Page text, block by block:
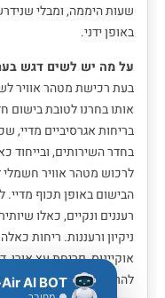
שעות היממה, ומבלי
באופן ידני.
על מה יש לשים דגש
בעת רכישת מטהר אוויר
אותו בחרנו לטובת
בריחות אגרסיביים מדיי,
בחדר השירותים,
לרכוש מטהר אוויר
הבישום באופן תכוף מדיי.
רעננים ונקיים, כאלו
ניקיון ורעננות. ריחות
אוקיינוס, פריחת עץ
להריח את מטהר האוויר
AI BOT